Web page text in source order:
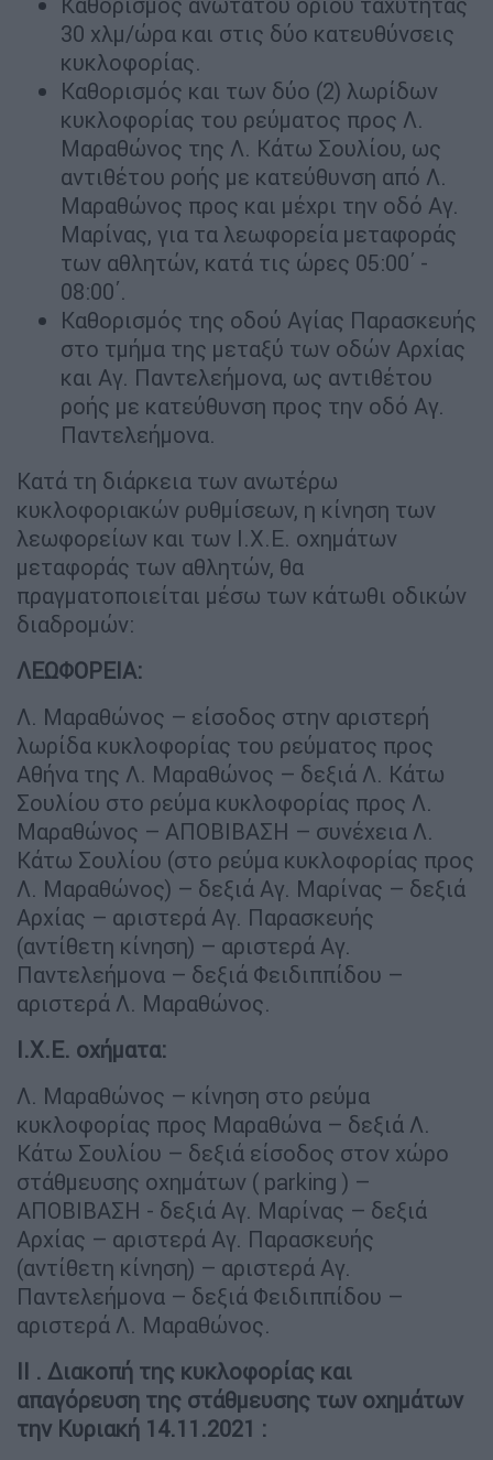
30 χλμ/ώρα και στις δύο κατευθύνσεις
κυκλοφορίας.
Καθορισμός και των δύο (2) λωρίδων
κυκλοφορίας του ρεύματος προς Λ.
Μαραθώνος της Λ. Κάτω Σουλίου, ως
αντιθέτου ροής με κατεύθυνση από Λ.
Μαραθώνος προς και μέχρι την οδό Αγ.
Μαρίνας, για τα λεωφορεία μεταφοράς
των αθλητών, κατά τις ώρες 05:00΄ -
08:00΄.
Καθορισμός της οδού Αγίας Παρασκευής
στο τμήμα της μεταξύ των οδών Αρχίας
και Αγ. Παντελεήμονα, ως αντιθέτου
ροής με κατεύθυνση προς την οδό Αγ.
Παντελεήμονα.
Κατά τη διάρκεια των ανωτέρω
κυκλοφοριακών ρυθμίσεων, η κίνηση των
λεωφορείων και των Ι.Χ.Ε. οχημάτων
μεταφοράς των αθλητών, θα
πραγματοποιείται μέσω των κάτωθι οδικών
διαδρομών:
ΛΕΩΦΟΡΕΙΑ:
Λ. Μαραθώνος – είσοδος στην αριστερή
λωρίδα κυκλοφορίας του ρεύματος προς
Αθήνα της Λ. Μαραθώνος – δεξιά Λ. Κάτω
Σουλίου στο ρεύμα κυκλοφορίας προς Λ.
Μαραθώνος – ΑΠΟΒΙΒΑΣΗ – συνέχεια Λ.
Κάτω Σουλίου (στο ρεύμα κυκλοφορίας προς
Λ. Μαραθώνος) – δεξιά Αγ. Μαρίνας – δεξιά
Αρχίας – αριστερά Αγ. Παρασκευής
(αντίθετη κίνηση) – αριστερά Αγ.
Παντελεήμονα – δεξιά Φειδιππίδου –
αριστερά Λ. Μαραθώνος.
Ι.Χ.Ε. οχήματα:
Λ. Μαραθώνος – κίνηση στο ρεύμα
κυκλοφορίας προς Μαραθώνα – δεξιά Λ.
Κάτω Σουλίου – δεξιά είσοδος στον χώρο
στάθμευσης οχημάτων ( parking ) –
ΑΠΟΒΙΒΑΣΗ - δεξιά Αγ. Μαρίνας – δεξιά
Αρχίας – αριστερά Αγ. Παρασκευής
(αντίθετη κίνηση) – αριστερά Αγ.
Παντελεήμονα – δεξιά Φειδιππίδου –
αριστερά Λ. Μαραθώνος.
II . Διακοπή της κυκλοφορίας και
απαγόρευση της στάθμευσης των οχημάτων
την Κυριακή 14.11.2021 :